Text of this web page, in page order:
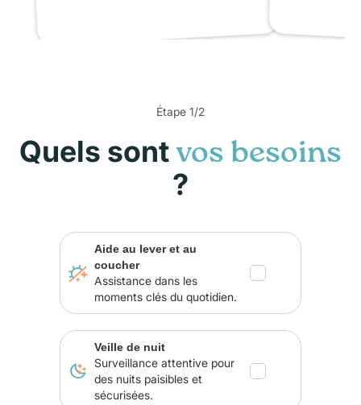
Étape 1/2
Quels sont vos besoins
?
Aide au lever et au
coucher
Assistance dans les
moments clés du quotidien.
Veille de nuit
Surveillance attentive pour
des nuits paisibles et
sécurisées.